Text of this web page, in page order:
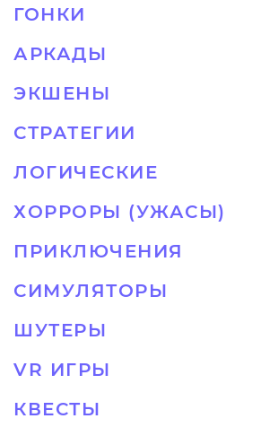
ГОНКИ
АРКАДЫ
ЭКШЕНЫ
СТРАТЕГИИ
ЛОГИЧЕСКИЕ
ХОРРОРЫ (УЖАСЫ)
ПРИКЛЮЧЕНИЯ
СИМУЛЯТОРЫ
ШУТЕРЫ
VR ИГРЫ
КВЕСТЫ